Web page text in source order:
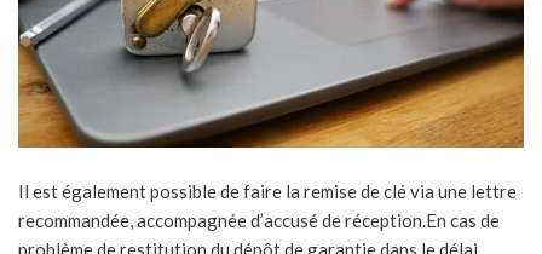
Il est également possible de faire la remise de clé via une lettre
recommandée, accompagnée d’accusé de réception.En cas de
problème de restitution du dépôt de garantie dans le délai